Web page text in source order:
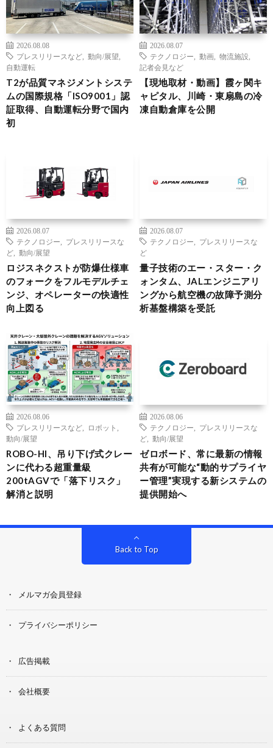
2026.08.08
プレスリリースなど
動向/展望
自動運転
T2が品質マネジメントシステ
ムの国際規格「ISO9001」認
証取得、自動運転分野で国内
初
2026.08.07
テクノロジー
動画 物流施設
記者会見など
【現地取材・動画】霞ヶ関キ
ャピタル、川崎・東扇島の冷
凍自動倉庫を公開
2026.08.07
テクノロジー
プレスリリースな
ど
動向/展望
ロジスネクストが防爆仕様車
のフォークをフルモデルチェ
ンジ、オペレーターの快適性
向上図る
2026.08.07
テクノロジー
プレスリリースな
ど
量子技術のエー・スター・ク
ォンタム、JALエンジニアリ
ングから航空機の故障予測分
析基盤構築を受託
2026.08.06
プレスリリースなど
ロボット
動向/展望
ROBO-HI、吊り下げ式クレー
ンに代わる超重量級
200tAGVで「落下リスク」
解消と説明
2026.08.06
テクノロジー
プレスリリースな
ど
動向/展望
ゼロボード、常に最新の情報
共有が可能な“動的サプライヤ
ー管理”実現する新システムの
提供開始へ
Back to Top
メルマガ会員登録
プライバシーポリシー
広告掲載
会社概要
よくある質問